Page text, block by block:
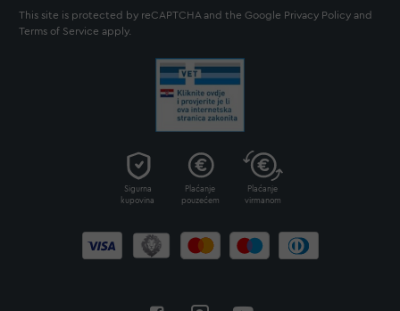
This site is protected by reCAPTCHA and the Google Privacy Policy and
Terms of Service apply.
Sigurna
kupovina
Plaćanje
pouzećem
Plaćanje
virmanom